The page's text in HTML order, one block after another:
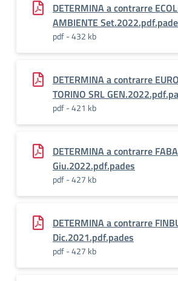
DETERMINA a contrarre
AMBIENTE
pdf - 432 kb
DETERMINA a contrarre
TORINO SRL
pdf - 421 kb
DETERMINA a contrarre
Giu.2022.pdf.pades
pdf - 427 kb
DETERMINA a contrarre
Dic.2021.pdf.pades
pdf - 427 kb